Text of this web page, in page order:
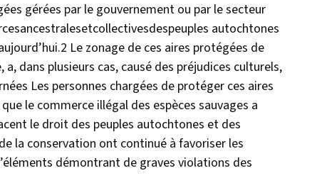
gérées par le gouvernement ou par le secteur
autochtones
Le zonage de ces aires protégées de
dans plusieurs cas, causé des préjudices culturels,
Les personnes chargées de protéger ces aires
le commerce illégal des espèces sauvages a
le droit des peuples autochtones et des
la conservation ont continué à favoriser les
démontrant de graves violations des